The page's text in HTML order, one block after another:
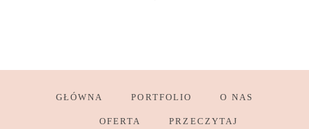
GŁÓWNA PORTFOLIO O NAS
OFERTA PRZECZYTAJ